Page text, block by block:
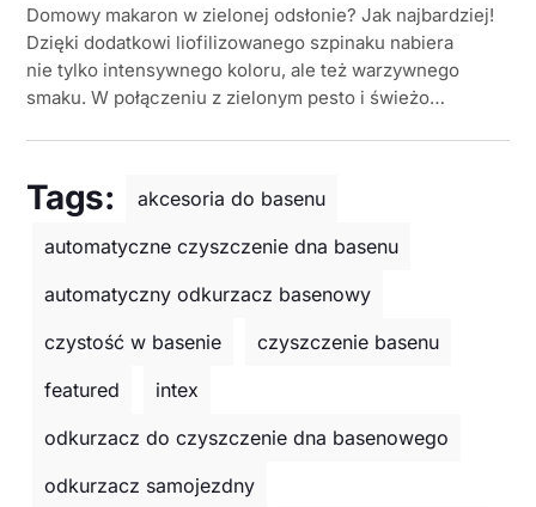
Domowy makaron w zielonej odsłonie? Jak najbardziej!
Dzięki dodatkowi liofilizowanego szpinaku nabiera
nie tylko intensywnego koloru, ale też warzywnego
smaku. W połączeniu z zielonym pesto i świeżo…
Tags:
akcesoria do basenu
automatyczne czyszczenie dna basenu
automatyczny odkurzacz basenowy
czystość w basenie
czyszczenie basenu
featured
intex
odkurzacz do czyszczenie dna basenowego
odkurzacz samojezdny